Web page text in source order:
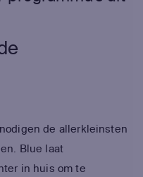
de allerkleinsten
Blue laat
in huis om te